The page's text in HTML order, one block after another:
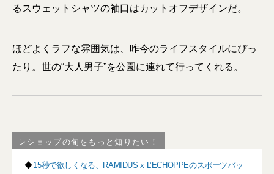
るスウェットシャツの袖口はカットオフデザインだ。
ほどよくラフな雰囲気は、昨今のライフスタイルにぴっ
たり。世の“大人男子”を公園に連れて行ってくれる。
レショップの旬をもっと知りたい！
◆15秒で欲しくなる、RAMIDUS x L’ECHOPPEのスポーツバッ